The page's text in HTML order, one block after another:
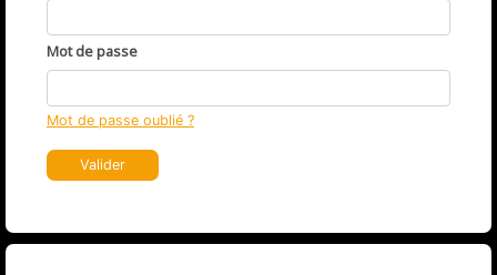
Mot de passe
Mot de passe oublié ?
Valider